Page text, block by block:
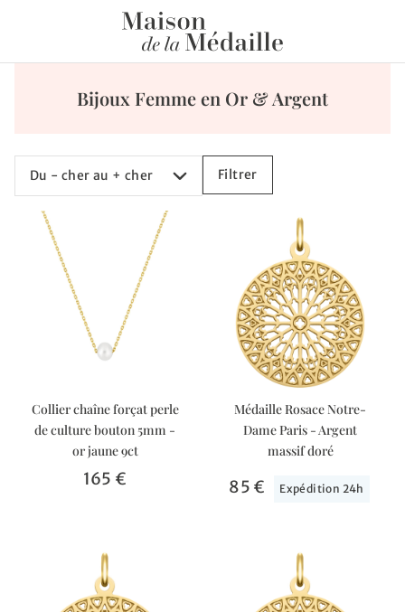
Bijoux Femme en Or & Argent
Filtrer
Collier chaîne forçat perle
de culture bouton 5mm -
or jaune 9ct
165 €
Médaille Rosace Notre-
Dame Paris - Argent
massif doré
85 € Expédition 24h